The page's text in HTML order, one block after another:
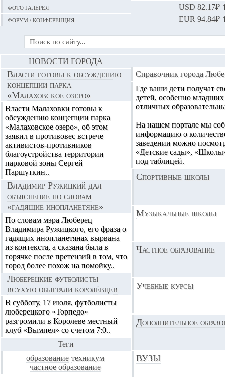
Фото галерея
Форум / конференция
USD 82.17₽
EUR 94.84₽
Справочник города
Где ваши дети получат
детей, особенно
отличных
На нашем портале мы
информацию о
заведении можно
«Детские сады»,
под таблицей.
Спортивные школы
Музыкальные школы
Частное образование
Учебные курсы
Дополнительное
ВУЗЫ
НОВОСТИ ГОРОДА
Власти готовы к обсуждению
концепции парка
«Малаховское озеро»
Власти Малаховки готовы к
обсуждению концепции парка
«Малаховское озеро», об этом
заявил в противовес встрече
активистов-противников
благоустройства территории
парковой зоны Сергей
Паршуткин..
Владимир Ружицкий дал
объяснение по словам
«гадящие инопланетяне»
По словам мэра Люберец
Владимира Ружицкого, его фраза о
гадящих инопланетянах вырвана
из контекста, а сказана была в
горячке после претензий в том, что
город более похож на помойку..
Люберецкие футболисты
всухую обыграли королёвцев
В субботу, 17 июля, футболисты
люберецкого «Торпедо»
разгромили в Королеве местный
клуб «Вымпел» со счетом 7:0..
Теги
образование техникум
частное образование